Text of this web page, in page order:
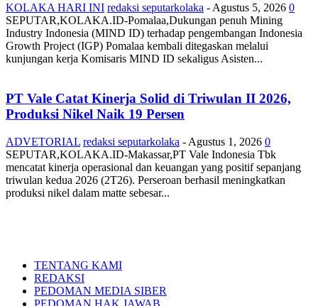
KOLAKA HARI INI redaksi seputarkolaka - Agustus 5, 2026 0
SEPUTAR,KOLAKA.ID-Pomalaa,Dukungan penuh Mining
Industry Indonesia (MIND ID) terhadap pengembangan Indonesia
Growth Project (IGP) Pomalaa kembali ditegaskan melalui
kunjungan kerja Komisaris MIND ID sekaligus Asisten...
PT Vale Catat Kinerja Solid di Triwulan II 2026,
Produksi Nikel Naik 19 Persen
ADVETORIAL redaksi seputarkolaka - Agustus 1, 2026 0
SEPUTAR,KOLAKA.ID-Makassar,PT Vale Indonesia Tbk
mencatat kinerja operasional dan keuangan yang positif sepanjang
triwulan kedua 2026 (2T26). Perseroan berhasil meningkatkan
produksi nikel dalam matte sebesar...
TENTANG KAMI
REDAKSI
PEDOMAN MEDIA SIBER